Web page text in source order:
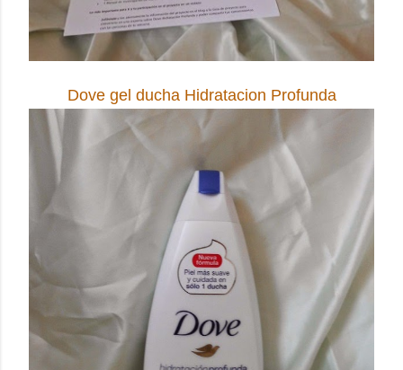
Dove gel ducha Hidratacion Profunda